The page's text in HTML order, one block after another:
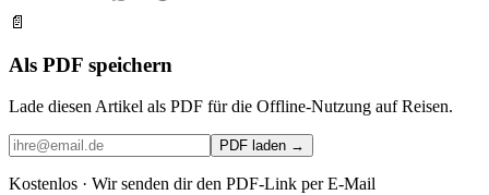
📄
Als PDF speichern
Lade diesen Artikel als PDF für die Offline-Nutzung auf Reisen.
PDF laden →
Kostenlos · Wir senden dir den PDF-Link per E-Mail